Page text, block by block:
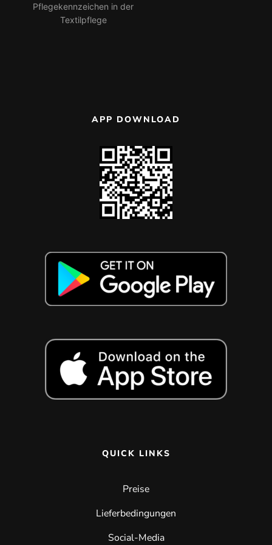
Pflegekennzeichen in der
Textilpflege
APP DOWNLOAD
QUICK LINKS
Preise
Lieferbedingungen
Social-Media